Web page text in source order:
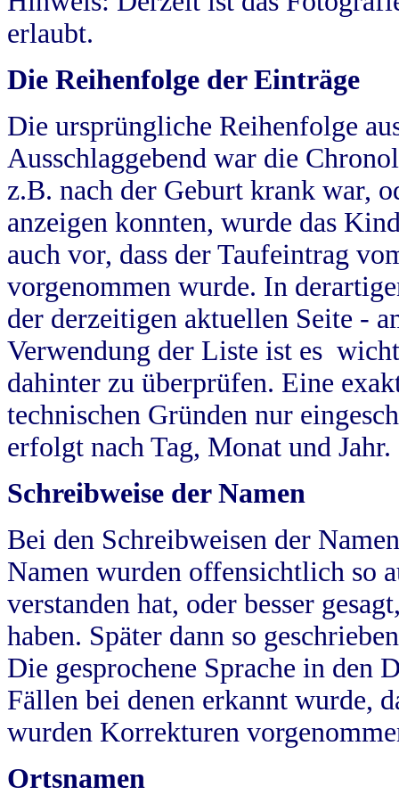
erlaubt.
Die Reihenfolge der Einträge
Die ursprüngliche Reihenfolge
Ausschlaggebend war die
z.B. nach der Geburt krank war,
anzeigen konnten, wurde das
auch vor, dass der Taufeintrag
vorgenommen wurde. In
der derzeitigen aktuellen Seite -
Verwendung der Liste ist es
dahinter zu überprüfen. Eine
technischen Gründen nur
erfolgt nach Tag, Monat und Jahr.
Schreibweise der Namen
Bei den Schreibweisen der
Namen wurden offensichtlich so
verstanden hat, oder besser
haben. Später dann so
Die gesprochene Sprache in
Fällen bei denen erkannt wurde,
wurden Korrekturen
Ortsnamen